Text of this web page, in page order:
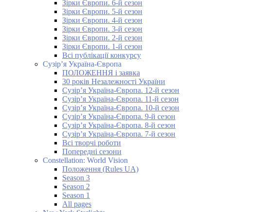
Зірки Європи. 6-й сезон
Зірки Європи. 5-й сезон
Зірки Європи. 4-й сезон
Зірки Європи. 3-й сезон
Зірки Європи. 2-й сезон
Зірки Європи. 1-й сезон
Всі публікації конкурсу
Сузір’я Україна-Європа
ПОЛОЖЕННЯ і заявка
30 років Незалежності України
Сузір’я Україна-Європа. 12-й сезон
Сузір’я Україна-Європа. 11-й сезон
Сузір’я Україна-Європа. 10-й сезон
Сузір’я Україна-Європа. 9-й сезон
Сузір’я Україна-Європа. 8-й сезон
Сузір’я Україна-Європа. 7-й сезон
Всі творчі роботи
Попередні сезони
Constellation: World Vision
Положення (Rules UA)
Season 3
Season 2
Season 1
All pages